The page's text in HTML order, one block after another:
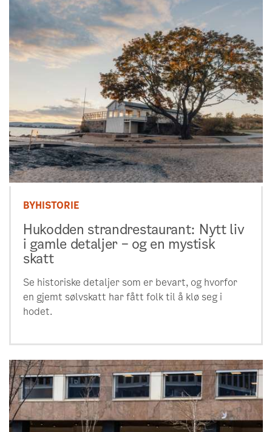
BYHISTORIE
Hukodden strandrestaurant: Nytt liv
i gamle detaljer – og en mystisk
skatt
Se historiske detaljer som er bevart, og hvorfor
en gjemt sølvskatt har fått folk til å klø seg i
hodet.